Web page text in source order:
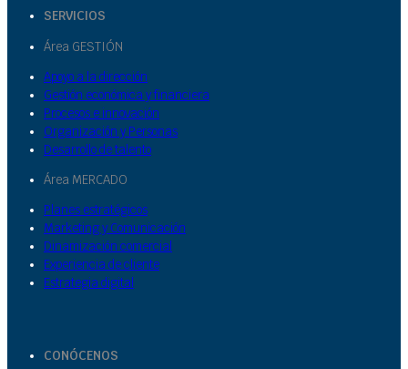
SERVICIOS
Área GESTIÓN
Apoyo a la dirección
Gestión económica y financiera
Procesos e innovación
Organización y Personas
Desarrollo de talento
Área MERCADO
Planes estratégicos
Marketing y Comunicación
Dinamización comercial
Experiencia de cliente
Estrategia digital
CONÓCENOS